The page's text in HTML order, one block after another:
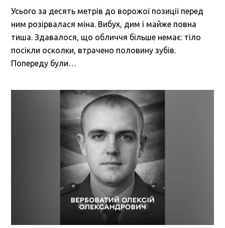
Усього за десять метрів до ворожої позиції перед
ним розірвалася міна. Вибух, дим і майже повна
тиша. Здавалося, що обличчя більше немає: тіло
посікли осколки, втрачено половину зубів.
Попереду були…